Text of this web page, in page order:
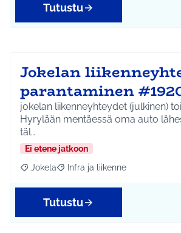
Tutustu
Jokelan
parantaminen
jokelan liikenneyhteydet (julkinen)
Hyrylään mentäessä oma auto
täl…
Ei etene jatkoon
Rajaa tulokset aihepiirin mukaan: Jokela
Jokela Rajaa tulokset teeman
Infra ja liikenne
Tutustu